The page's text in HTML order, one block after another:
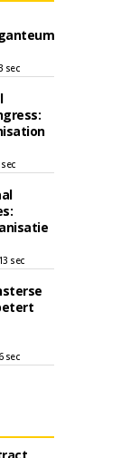
sec
sec
sec